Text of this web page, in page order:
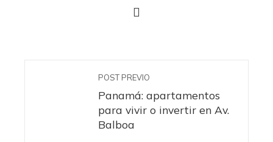
POST PREVIO
Panamá: apartamentos
para vivir o invertir en Av.
Balboa